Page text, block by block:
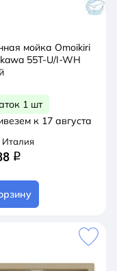
мойка Omoikiri
55T-U/I-WH
1 шт
к 17 августа
Италия
q